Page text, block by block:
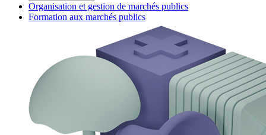
Organisation et gestion de marchés publics
Formation aux marchés publics